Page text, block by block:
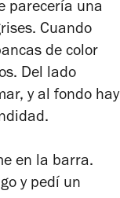
parecería una
Cuando
de color
Del lado
y al fondo hay
en la barra.
y pedí un